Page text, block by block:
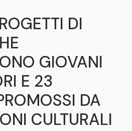
DI
GIOVANI
E 23
DA
CULTURALI